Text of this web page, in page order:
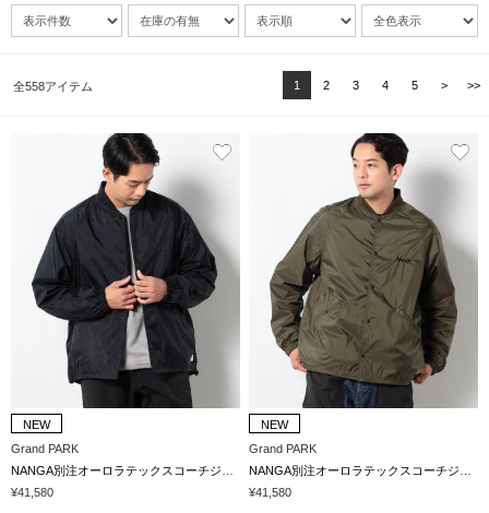
全558アイテム 1 2 3 4 5 > >>
NEW
Grand PARK
¥41,580
NEW
Grand PARK
¥41,580